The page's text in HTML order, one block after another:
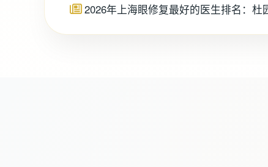
2026年上海眼修复最好的医生排名：